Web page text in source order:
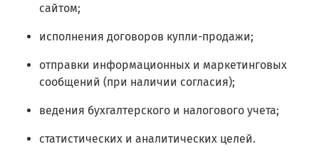
сайтом;
исполнения договоров купли-продажи;
отправки информационных и маркетинговых
сообщений (при наличии согласия);
ведения бухгалтерского и налогового учета;
статистических и аналитических целей.